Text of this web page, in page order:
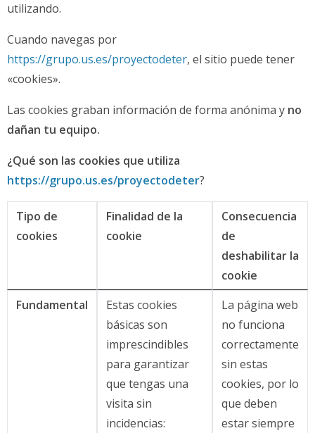
utilizando.
Cuando navegas por
https://grupo.us.es/proyectodeter, el sitio puede tener
«cookies».
Las cookies graban información de forma anónima y no
dañan tu equipo.
¿Qué son las cookies que utiliza
https://grupo.us.es/proyectodeter?
Tipo de
cookies
Finalidad de la
cookie
Consecuencia
de
deshabilitar la
cookie
Fundamental
Estas cookies
básicas son
imprescindibles
para garantizar
que tengas una
visita sin
incidencias:
La página web
no funciona
correctamente
sin estas
cookies, por lo
que deben
estar siempre